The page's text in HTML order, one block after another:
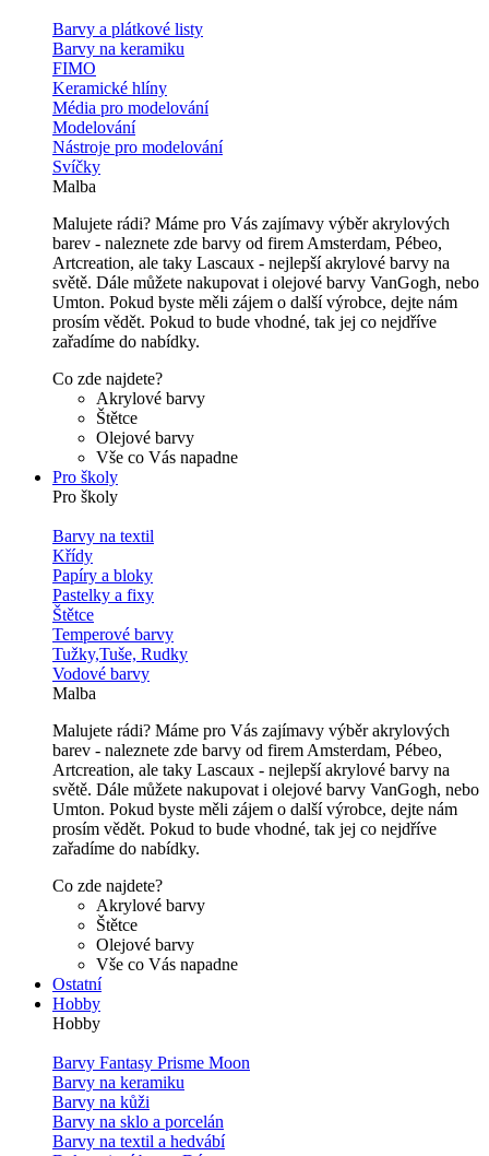
Barvy a plátkové listy
Barvy na keramiku
FIMO
Keramické hlíny
Média pro modelování
Modelování
Nástroje pro modelování
Svíčky
Malba
Malujete rádi? Máme pro Vás zajímavy výběr akrylových
barev - naleznete zde barvy od firem Amsterdam, Pébeo,
Artcreation, ale taky Lascaux - nejlepší akrylové barvy na
světě. Dále můžete nakupovat i olejové barvy VanGogh, nebo
Umton. Pokud byste měli zájem o další výrobce, dejte nám
prosím vědět. Pokud to bude vhodné, tak jej co nejdříve
zařadíme do nabídky.
Co zde najdete?
Akrylové barvy
Štětce
Olejové barvy
Vše co Vás napadne
Pro školy
Pro školy
Barvy na textil
Křídy
Papíry a bloky
Pastelky a fixy
Štětce
Temperové barvy
Tužky,Tuše, Rudky
Vodové barvy
Malba
Malujete rádi? Máme pro Vás zajímavy výběr akrylových
barev - naleznete zde barvy od firem Amsterdam, Pébeo,
Artcreation, ale taky Lascaux - nejlepší akrylové barvy na
světě. Dále můžete nakupovat i olejové barvy VanGogh, nebo
Umton. Pokud byste měli zájem o další výrobce, dejte nám
prosím vědět. Pokud to bude vhodné, tak jej co nejdříve
zařadíme do nabídky.
Co zde najdete?
Akrylové barvy
Štětce
Olejové barvy
Vše co Vás napadne
Ostatní
Hobby
Hobby
Barvy Fantasy Prisme Moon
Barvy na keramiku
Barvy na kůži
Barvy na sklo a porcelán
Barvy na textil a hedvábí